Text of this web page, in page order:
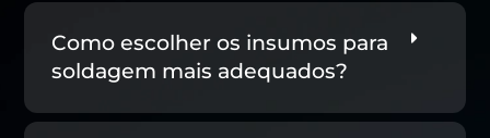
Como escolher os insumos para
soldagem mais adequados?